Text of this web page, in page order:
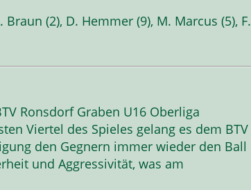
(2), D. Hemmer (9), M. Marcus (5), F.
Ronsdorf Graben U16 Oberliga
Viertel des Spieles gelang es dem BTV
den Gegnern immer wieder den Ball
und Aggressivität, was am